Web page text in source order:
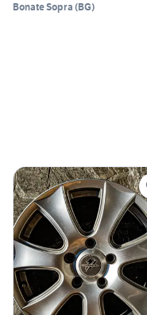
Bonate Sopra (BG)